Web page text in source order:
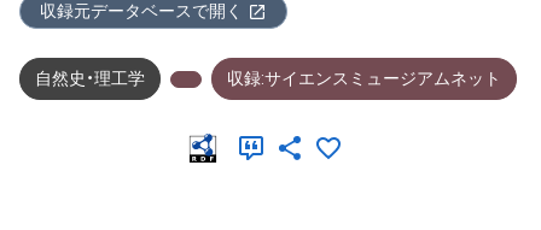
収録元データベースで開く
自然史・理工学 収録:サイエンスミュージアムネット